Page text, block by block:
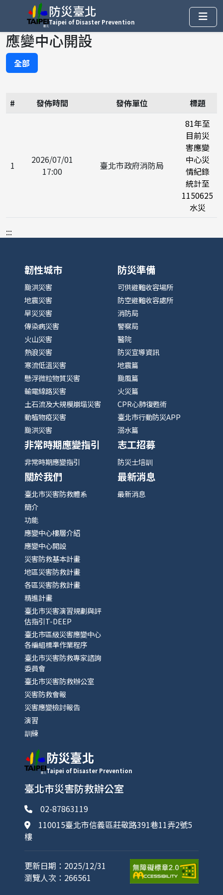
防災臺北
Taipei of Disaster Prevention
應變中心開設
全部
# 發佈時間 發佈單位 標題
1
2026/07/01
17:00
臺北市政府消防局
81年至
目前災
害應變
中心災
情紀錄
統計至
1150625
水災
:::
韌性城市
颱洪災害
地震災害
旱災災害
傳染病災害
火山災害
熱浪災害
寒流低溫災害
懸浮微粒物質災害
輸電線路災害
土石流及大規模崩塌災害
動植物疫災害
颱洪災害
防災準備
可供避難收容場所
防空避難收容處所
消防局
警察局
醫院
防災宣導資訊
地震篇
颱風篇
火災篇
CPR心肺復甦術
臺北市行動防災APP
溺水篇
非常時期應變指引
非常時期應變指引
志工招募
防災士培訓
關於我們
臺北市災害防救體系
簡介
功能
應變中心樓層介紹
應變中心開設
災害防救基本計畫
地區災害防救計畫
各區災害防救計畫
精進計畫
臺北市災害演習規劃與評
估指引T-DEEP
臺北市區級災害應變中心
各編組標準作業程序
臺北市災害防救專家諮詢
委員會
臺北市災害防救辦公室
災害防救會報
災害應變檢討報告
演習
訓練
最新消息
最新消息
防災臺北
Taipei of Disaster Prevention
臺北市災害防救辦公室
02-87863119
110015臺北市信義區莊敬路391巷11弄2號5
樓
更新日期：2025/12/31
瀏覽人次：266561